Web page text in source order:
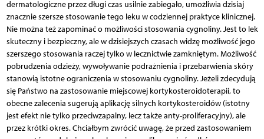
dermatologiczne przez długi czas usilnie zabiegało, umożliwia dzisiaj
znacznie szersze stosowanie tego leku w codziennej praktyce klinicznej.
Nie można też zapominać o możliwości stosowania cygnoliny. Jest to lek
skuteczny i bezpieczny, ale w dzisiejszych czasach widzę możliwość jego
szerszego stosowania raczej tylko w lecznictwie zamkniętym. Możliwość
pobrudzenia odzieży, wywoływanie podrażnienia i przebarwienia skóry
stanowią istotne ograniczenia w stosowaniu cygnoliny. Jeżeli zdecydują
się Państwo na zastosowanie miejscowej kortykosteroidoterapii, to
obecne zalecenia sugerują aplikację silnych kortykosteroidów (istotny
jest efekt nie tylko przeciwzapalny, lecz także anty-proliferacyjny), ale
przez krótki okres. Chciałbym zwrócić uwagę, że przed zastosowaniem